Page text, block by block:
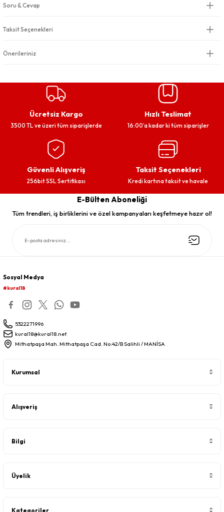
Soru & Cevap
Taksit Seçenekleri
Önerileriniz
Ücretsiz Kargo
3500 TL ve üzeri tüm siparişlerde
Hızlı Teslimat
16:00’a kadar ki tüm siparişler
Güvenli Alışveriş
256bit SSL Sertifikası
Taksit Seçenekleri
Kredi kartına taksit ve havale
E-Bülten Aboneliği
Tüm trendleri, iş birliklerini ve özel kampanyaları keşfetmeye hazır ol!
Sosyal Medya
#kural18
5322271996
kural18@kural18.net
Mithatpaşa Mah. Mithatpaşa Cad. No:42/B Salihli / MANİSA
Kurumsal
Alışveriş
Bilgi
Üyelik
Kategoriler